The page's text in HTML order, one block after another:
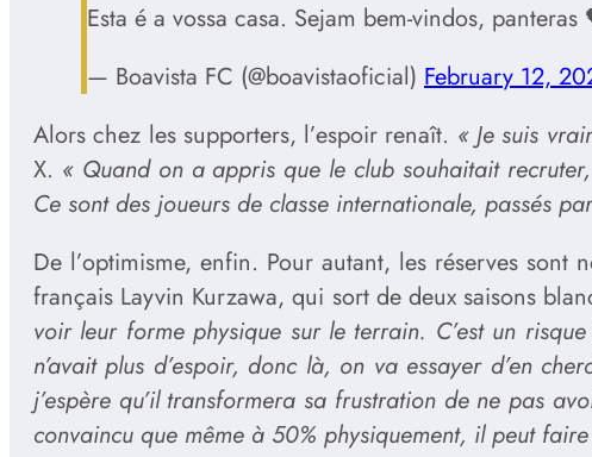
Esta é a vossa casa. Sejam bem-vindos, panteras
— Boavista FC (@boavistaoficial) February 12,
Alors chez les supporters, l’espoir renaît. « Je suis
X. « Quand on a appris que le club souhaitait
Ce sont des joueurs de classe internationale, passés
De l’optimisme, enfin. Pour autant, les réserves
français Layvin Kurzawa, qui sort de deux saisons
voir leur forme physique sur le terrain. C’est un
n’avait plus d’espoir, donc là, on va essayer d’en
j’espère qu’il transformera sa frustration de ne pas
convaincu que même à 50% physiquement, il peut